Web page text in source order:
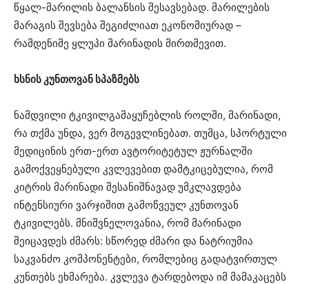
წყალ-მარილის ბალანსის შესავსებად. მარილების
მარაგის შევსება შეგიძლიათ ეკონომიურად –
რამდენიმე ყლუპი მარინადის მირთმევით.
ხსნის კუნთოვან სპაზმებს
ნამდვილი ტკივილგამაყუჩებლის როლში, მარინადი,
რა თქმა უნდა, ვერ მოგევლინებათ. თუმცა, სპორტული
მედიცინის ერთ-ერთ ავტორიტეტულ ჟურნალში
გამოქვეყნებული კვლევებით დამტკიცებულია, რომ
კიტრის მარინადი შესანიშნავად უმკლავდება
ინტენსიური ვარჯიშით გამოწვეულ კუნთოვან
ტკივილებს. მნიშვნელოვანია, რომ მარინადი
შეიცავდეს ძმარს: სწორედ ძმარი და ნატრიუმია
საკვანძო კომპონენტები, რომლებიც გადატვირთულ
კუნთებს ეხმარება. კვლევა ტარდებოდა იმ მამაკაცებს